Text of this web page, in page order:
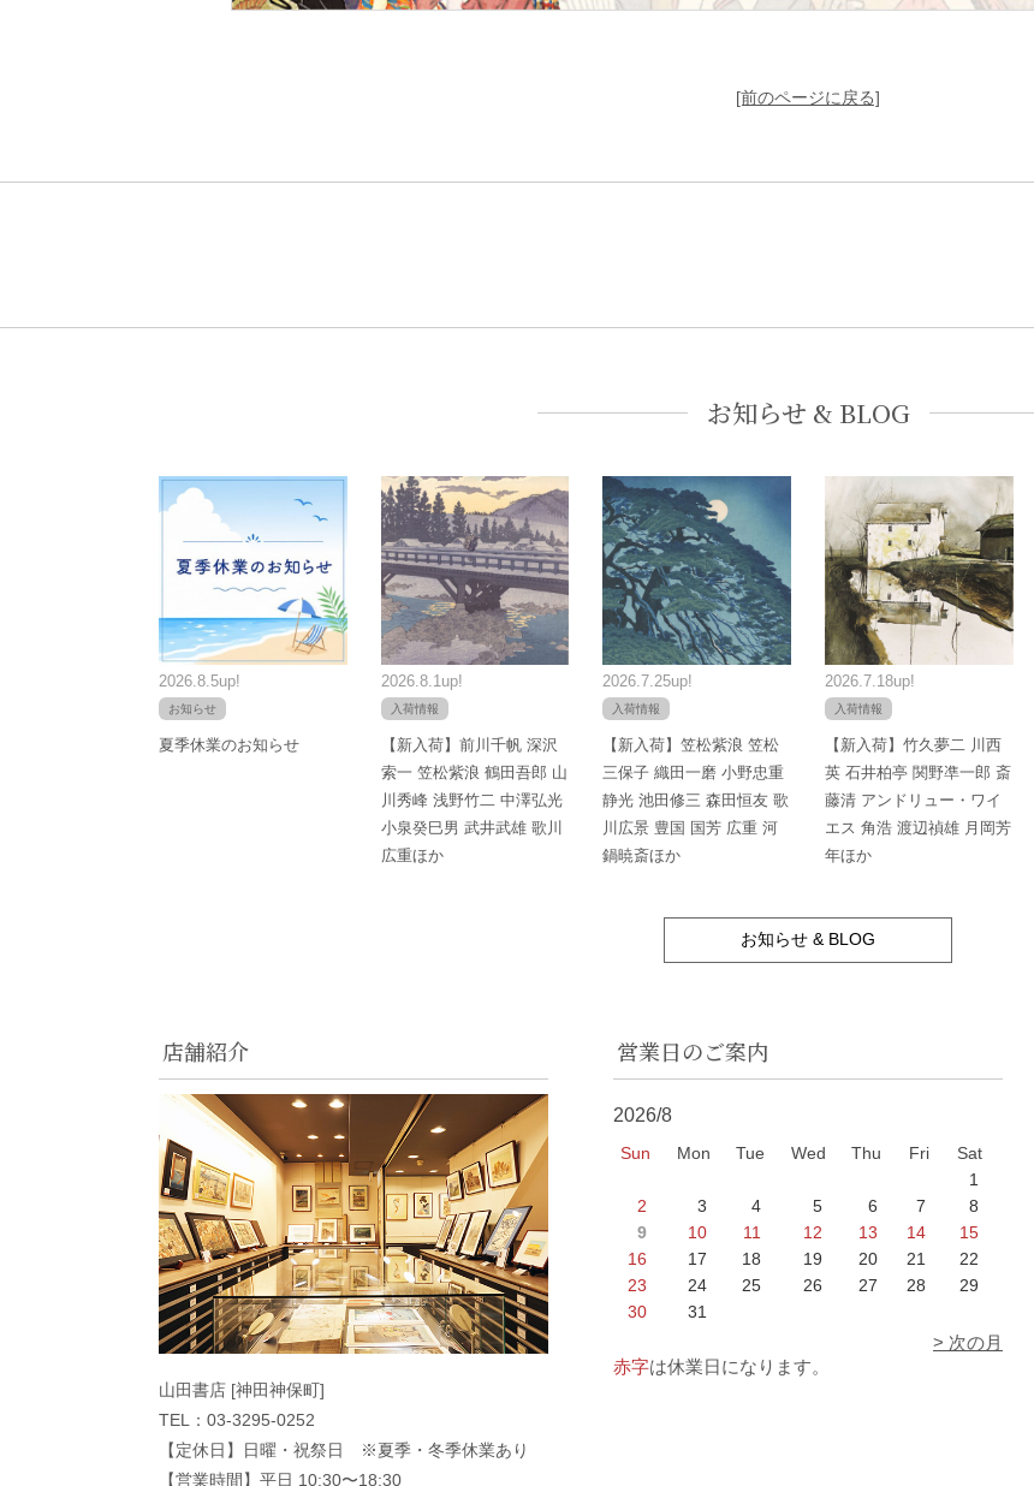
[前のページに戻る]
お知らせ & BLOG
2026.8.5up!
お知らせ
夏季休業のお知らせ
2026.8.1up!
入荷情報
【新入荷】前川千帆 深沢
索一 笠松紫浪 鶴田吾郎 山
川秀峰 浅野竹二 中澤弘光
小泉癸巳男 武井武雄 歌川
広重ほか
2026.7.25up!
入荷情報
【新入荷】笠松紫浪 笠松
三保子 織田一磨 小野忠重
静光 池田修三 森田恒友 歌
川広景 豊国 国芳 広重 河
鍋暁斎ほか
2026.7.18up!
入荷情報
【新入荷】竹久夢二 川西
英 石井柏亭 関野凖一郎 斎
藤清 アンドリュー・ワイ
エス 角浩 渡辺禎雄 月岡芳
年ほか
お知らせ & BLOG
店舗紹介
山田書店 [神田神保町]
TEL：03-3295-0252
【定休日】日曜・祝祭日 ※夏季・冬季休業あり
【営業時間】平日 10:30〜18:30
営業日のご案内
2026/8
Sun Mon Tue Wed Thu Fri
Sat
1
2
3 4 5 6 7
8
9
10 11 12 13 14
15
16
17 18 19 20 21
22
23
24 25 26 27 28
29
30
31
> 次の月
赤字は休業日になります。